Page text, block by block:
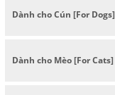
Dành cho Cún [For Dogs]
Dành cho Mèo [For Cats]